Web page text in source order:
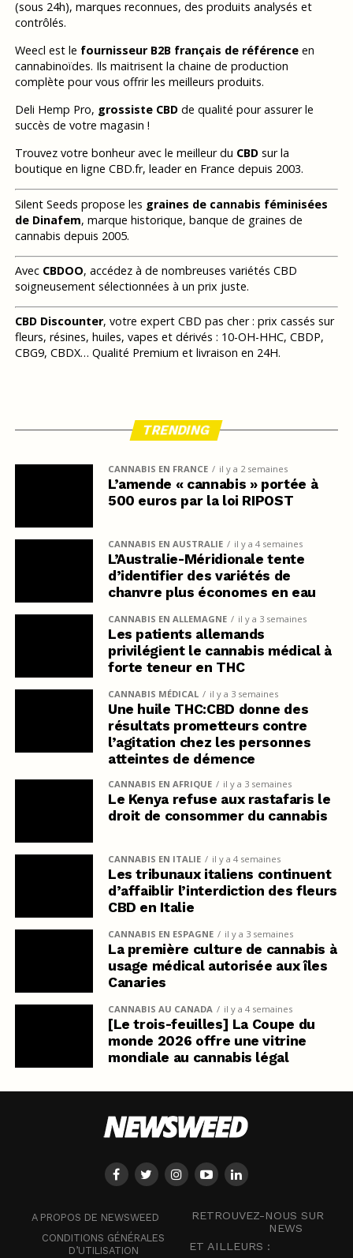
(sous 24h), marques reconnues, des produits analysés et
contrôlés.
Weecl est le fournisseur B2B français de référenceen
cannabinoïdes. Ils maitrisent la chaine de production
complète pour vous offrir les meilleurs produits.
Deli Hemp Pro, grossiste CBDde qualité pour assurer le
succès de votre magasin !
Trouvez votre bonheur avec le meilleur du CBDsur la
boutique en ligne CBD.fr, leader en France depuis 2003.
Silent Seeds propose les graines de cannabis féminisées
de Dinafem, marque historique, banque de graines de
cannabis depuis 2005.
Avec CBDOO, accédez à de nombreuses variétés CBD
soigneusement sélectionnées à un prix juste.
CBD Discounter, votre expert CBD pas cher : prix cassés sur
fleurs, résines, huiles, vapes et dérivés : 10-OH-HHC, CBDP,
CBG9, CBDX… Qualité Premium et livraison en 24H.
TRENDING
CANNABIS EN FRANCE il y a 2 semaines
L’amende « cannabis » portée à
500 euros par la loi RIPOST
CANNABIS EN AUSTRALIE il y a 4 semaines
L’Australie-Méridionale tente
d’identifier des variétés de
chanvre plus économes en eau
CANNABIS EN ALLEMAGNE il y a 3 semaines
Les patients allemands
privilégient le cannabis médical à
forte teneur en THC
CANNABIS MÉDICAL il y a 3 semaines
Une huile THC:CBD donne des
résultats prometteurs contre
l’agitation chez les personnes
atteintes de démence
CANNABIS EN AFRIQUE il y a 3 semaines
Le Kenya refuse aux rastafaris le
droit de consommer du cannabis
CANNABIS EN ITALIE il y a 4 semaines
Les tribunaux italiens continuent
d’affaiblir l’interdiction des fleurs
CBD en Italie
CANNABIS EN ESPAGNE il y a 3 semaines
La première culture de cannabis à
usage médical autorisée aux îles
Canaries
CANNABIS AU CANADA il y a 4 semaines
[Le trois-feuilles] La Coupe du
monde 2026 offre une vitrine
mondiale au cannabis légal
A PROPOS DE NEWSWEED
CONDITIONS GÉNÉRALES
D’UTILISATION
RETROUVEZ-NOUS SUR
NEWS
ET AILLEURS :